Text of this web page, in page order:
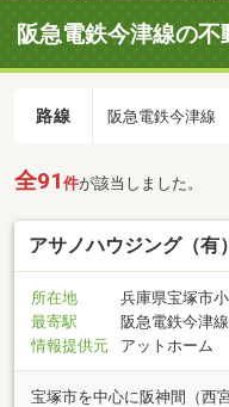
阪急電鉄今津線の
路線 阪急電鉄今津線
全91 件が該当しました。
アサノハウジング（有）
所在地
兵庫県宝塚市
最寄駅
阪急電鉄今津
情報提供元
アットホーム
宝塚市を中心に阪神間（西